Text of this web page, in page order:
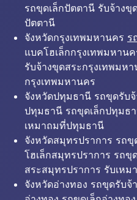
รถขุดเล็กปัตตานี รับจ้าง
ปัตตานี
จังหวัดกรุงเทพมหานคร ร
แบคโฮเล็กกรุงเทพมหาน
รับจ้างขุดสระกรุงเทพมห
กรุงเทพมหานคร
จังหวัดปทุมธานี รถขุดรับ
ปทุมธานี รถขุดเล็กปทุมธ
เหมาถมที่ปทุมธานี
จังหวัดสมุทรปราการ รถ
โฮเล็กสมุทรปราการ รถขุ
สระสมุทรปราการ รับเห
จังหวัดอ่างทอง รถขุดรับจ้